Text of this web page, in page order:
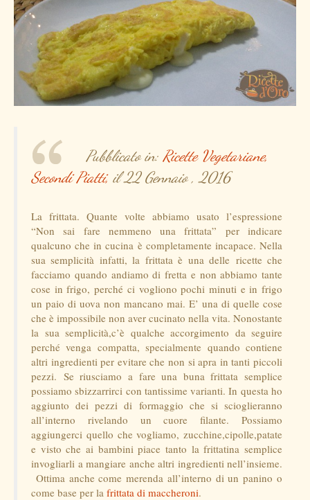
Pubblicato in:Ricette Vegetariane,
Secondi Piatti, il 22 Gennaio , 2016
La frittata. Quante volte abbiamo usato l’espressione
“Non sai fare nemmeno una frittata” per indicare
qualcuno che in cucina è completamente incapace. Nella
sua semplicità infatti, la frittata è una delle ricette che
facciamo quando andiamo di fretta e non abbiamo tante
cose in frigo, perché ci vogliono pochi minuti e in frigo
un paio di uova non mancano mai. E’ una di quelle cose
che è impossibile non aver cucinato nella vita. Nonostante
la sua semplicità,c’è qualche accorgimento da seguire
perché venga compatta, specialmente quando contiene
altri ingredienti per evitare che non si apra in tanti piccoli
pezzi. Se riusciamo a fare una buna frittata semplice
possiamo sbizzarrirci con tantissime varianti. In questa ho
aggiunto dei pezzi di formaggio che si scioglieranno
all’interno rivelando un cuore filante. Possiamo
aggiungerci quello che vogliamo, zucchine,cipolle,patate
e visto che ai bambini piace tanto la frittatina semplice
invogliarli a mangiare anche altri ingredienti nell’insieme.
Ottima anche come merenda all’interno di un panino o
come base per la frittata di maccheroni.